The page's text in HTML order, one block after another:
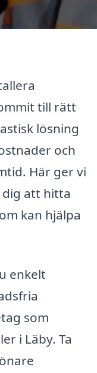
till rätt
lösning
och
Här ger vi
att hitta
kan hjälpa
enkelt
som
i Läby. Ta